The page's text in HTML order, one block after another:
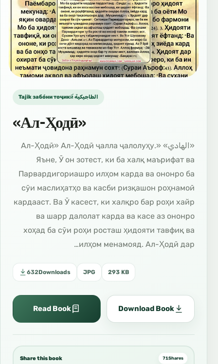
Tajik забо́ни тоҷикӣ́ الطاجيكية
«Ал-Ҳодӣ»
«الهادي» «Ал-Ҳодӣ» Ал-Ҳодӣ ҷалла ҷалолуҳу.
Яъне, Ӯ он зотест, ки ба халқ маърифат ва
Парвардигориашро илҳом карда ва ононро ба
сӯи маслиҳатҳо ва касби ризқашон роҳнамоӣ
кардааст. Ва Ӯ касест, ки халқро бар роҳи хайр
ва шарр далолат карда ва касе аз ононро
хоҳад ба сӯи роҳи росташ ҳидояти тавфиқ ва
илҳом менамояд. Ал-Ҳодӣ дар…
632Downloads JPG 293 KB
Read Book Download Book
Share this book 71Shares